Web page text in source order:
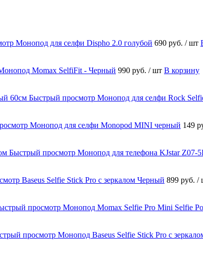
Монопод для селфи Dispho 2.0 голубой 690 руб. / шт
Momax SelfiFit - Черный 990 руб. / шт В корзину
Быстрый просмотр Монопод для селфи Rock
Монопод для селфи Monopod MINI черный 149
Быстрый просмотр Монопод для телефона KJstar Z07-
Baseus Selfie Stick Pro с зеркалом Черный 899 руб. /
просмотр Монопод Momax Selfie Pro Mini Selfie
просмотр Монопод Baseus Selfie Stick Pro с